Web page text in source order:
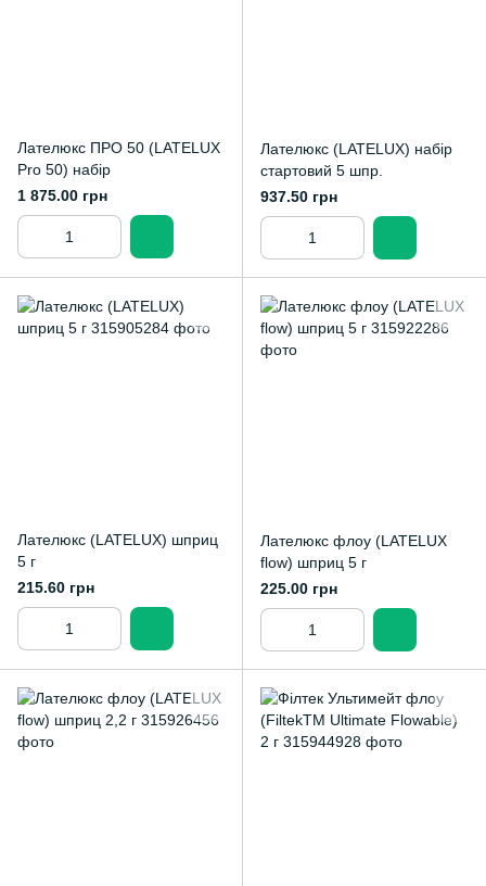
Лателюкс ПРО 50 (LATELUX
Pro 50) набір
1 875.00 грн
Лателюкс (LATELUX) набір
стартовий 5 шпр.
937.50 грн
Лателюкс (LATELUX) шприц
5 г
215.60 грн
Лателюкс флоу (LATELUX
flow) шприц 5 г
225.00 грн